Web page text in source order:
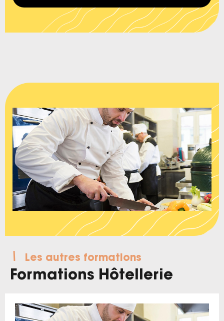
Les autres formations
Formations Hôtellerie